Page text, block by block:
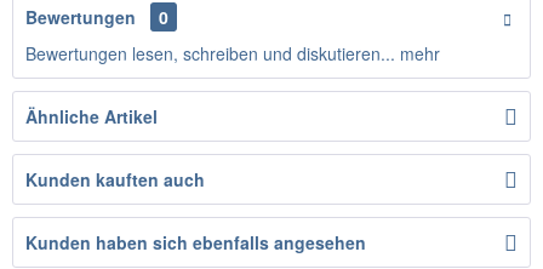
Bewertungen
0
Bewertungen lesen, schreiben und diskutieren... mehr
Ähnliche Artikel
Kunden kauften auch
Kunden haben sich ebenfalls angesehen